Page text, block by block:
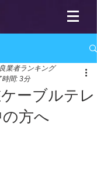
ケーブルテレ
方へ
業者ランキング
時間: 3分